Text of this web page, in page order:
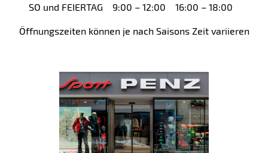
SO und FEIERTAG
9:00 – 12:00 16:00 – 18:00
Öffnungszeiten können je nach Saisons Zeit variieren